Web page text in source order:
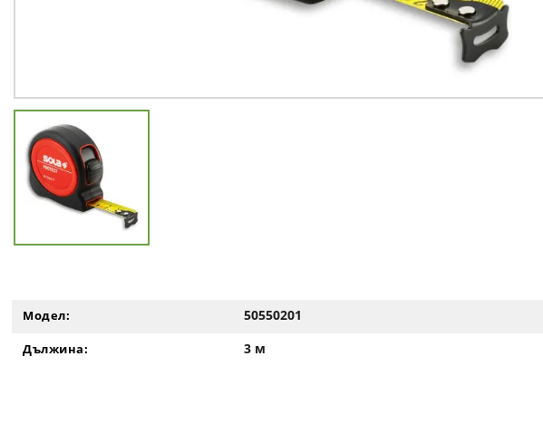
Модел: 50550201
Дължина: 3 м